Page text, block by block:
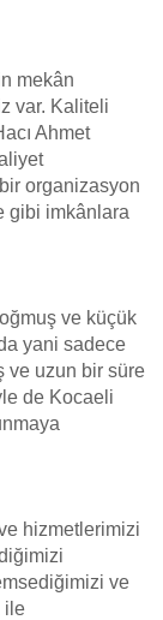
mekân
var. Kaliteli
Ahmet
organizasyon
gibi imkânlara
ve küçük
yani sadece
ve uzun bir süre
de Kocaeli
hizmetlerimizi
ve
ile